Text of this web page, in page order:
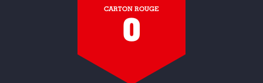
CARTON ROUGE
0